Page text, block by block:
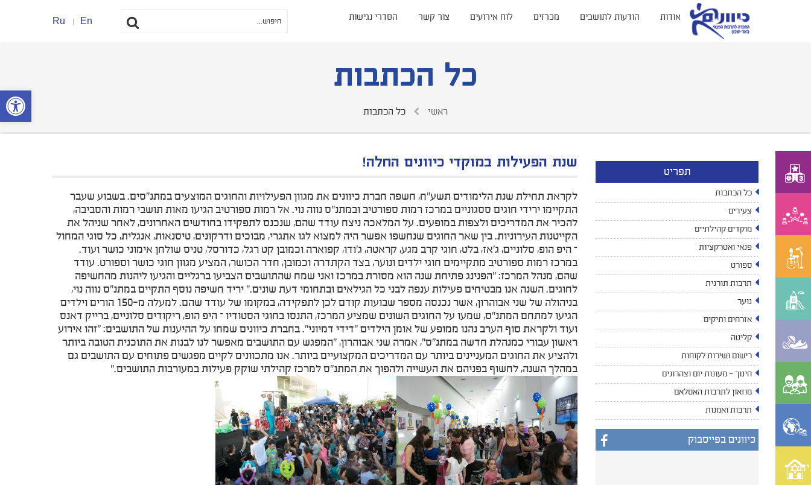
פתח סרגל
אודות הודעות לתושבים מכרזים לוח אירועים צור קשר הסדרי נגישות En
Ru
כל הכתבות
ראשי כל הכתבות
תפריט
כל הכתבות
צעירים
מוקדים קהילתיים
פנאי ואטרקציות
ספורט
תרבות תורנית
נוער
אזרחים ותיקים
קליטה
רישום ושירות לקוחות
חינוך - מעונות יום וצהרונים
מוזאון לתרבות האסלאם
תרבות ואמנות
כיוונים בפייסבוק
שנת הפעילות במוקדי כיוונים החלה!
לקראת תחילת שנת הלימודים תשע"ח, חשפה חברת כיוונים את מגוון הפעילויות והחוגים המוצעים במתנ"סים. בשבוע שעבר
התקיימו ירידי חוגים ססגוניים במרכז רמות ספורטיב ובמתנ"ס נווה נוי. אל רמות ספורטיב הגיעו מאות תושבי רמות והסביבה,
להכיר את המדריכים ולצפות במופעים. על המלאכה ניצח עודד שהם, שנכנס לתפקידו בחודשים האחרונים, לאחר שניהל את
הקייטנות העירוניות. בין שאר החוגים שנחשפו אפשר היה למצוא לגו אתגרי, מבוכים ודרקונים, טיסנאות, אנגלית, כל סוגי המחול
– היפ הופ, סלוניים, ג'אז, בלט, חוגי קרב מגע, קראטה, ג'ודו, קפוארה וכמובן קט רגל, כדורסל, טניס שולחן אימוני כושר ועוד.
במרכז רמות ספורטיב מתקיימים חוגי ילדים ונוער, בצד הקתדרה וכמובן, חדר הכושר, המציע מגוון חוגי כושר וספורט. עודד
שהם, מנהל המרכז: "הפנינג פתיחת שנה הוא מסורת במרכז ואני שמח שהתושבים הצביעו ברגליים והגיעו ליהנות מהחשיפה
לחוגים. השנה אנו מבטיחים פעילות ענפה לבני כל הגילאים ובתחומי דעת שונים." יריד חשיפה נוסף התקיים במתנ"ס נווה נוי,
בניהולה של שני אבוהרון, אשר נכנסה מספר שבועות קודם לכן לתפקידה, במקומו של עודד שהם. למעלה מ-150 הורים וילדים
הגיעו למתחם המתנ"ס, שמעו על החוגים השונים שמציע המרכז, התנסו בחוגי הסטודיו – היפ הופ, ריקודים סלוניים, ברייק דאנס
ועוד ולקראת סוף הערב נהנו ממופע של אומן הילדים "דידי דמיוני". בחברת כיוונים שמחו על ההיענות של התושבים: "זהו אירוע
ראשון עבורי כמנהלת חדשה במתנ"ס", אמרה שני אבוהרון, "המפגש עם התושבים מאפשר לנו לבנות את התוכנית הטובה ביותר
ולהציע את החוגים המעניינים ביותר עם המדריכים המקצועיים ביותר. אנו מתכוונים לקיים מפגשים פתוחים עם התושבים גם
במהלך השנה, לחשוף בפניהם את העשייה ולהפוך את המתנ"ס למרכז קהילתי שוקק פעילות במעורבות התושבים."